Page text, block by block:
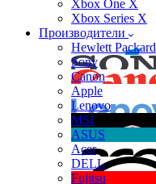
Xbox One X
Xbox Series X
Производители
Hewlett Packard
Sony
Canon
Apple
Lenovo
MSI
ASUS
Acer
DELL
Fujitsu